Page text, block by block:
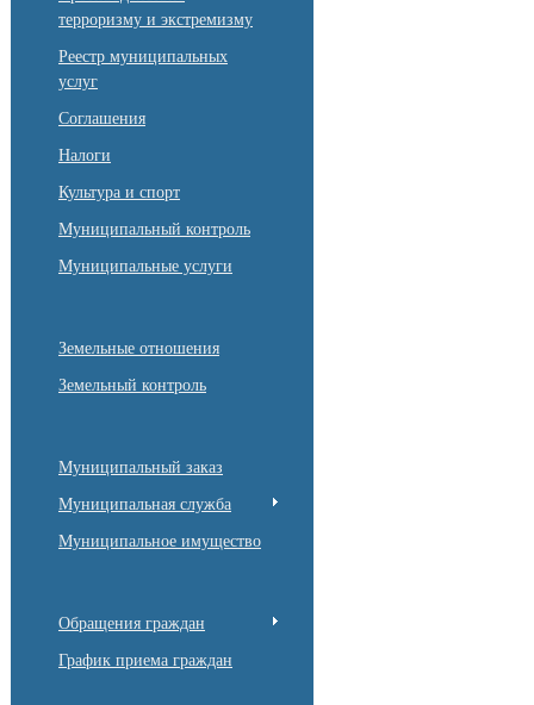
терроризму и экстремизму
Реестр муниципальных
услуг
Соглашения
Налоги
Культура и спорт
Муниципальный контроль
Муниципальные услуги
Земельные отношения
Земельный контроль
Муниципальный заказ
Муниципальная служба
Муниципальное имущество
Обращения граждан
График приема граждан